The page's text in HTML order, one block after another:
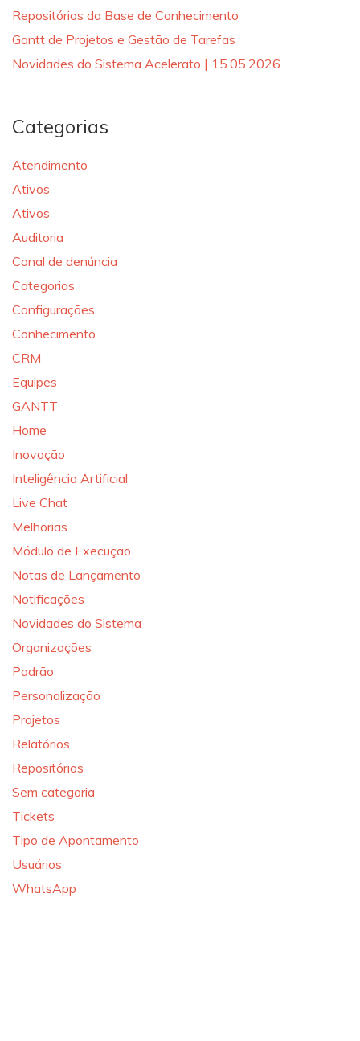
Repositórios da Base de Conhecimento
Gantt de Projetos e Gestão de Tarefas
Novidades do Sistema Acelerato | 15.05.2026
Categorias
Atendimento
Ativos
Ativos
Auditoria
Canal de denúncia
Categorias
Configurações
Conhecimento
CRM
Equipes
GANTT
Home
Inovação
Inteligência Artificial
Live Chat
Melhorias
Módulo de Execução
Notas de Lançamento
Notificações
Novidades do Sistema
Organizações
Padrão
Personalização
Projetos
Relatórios
Repositórios
Sem categoria
Tickets
Tipo de Apontamento
Usuários
WhatsApp